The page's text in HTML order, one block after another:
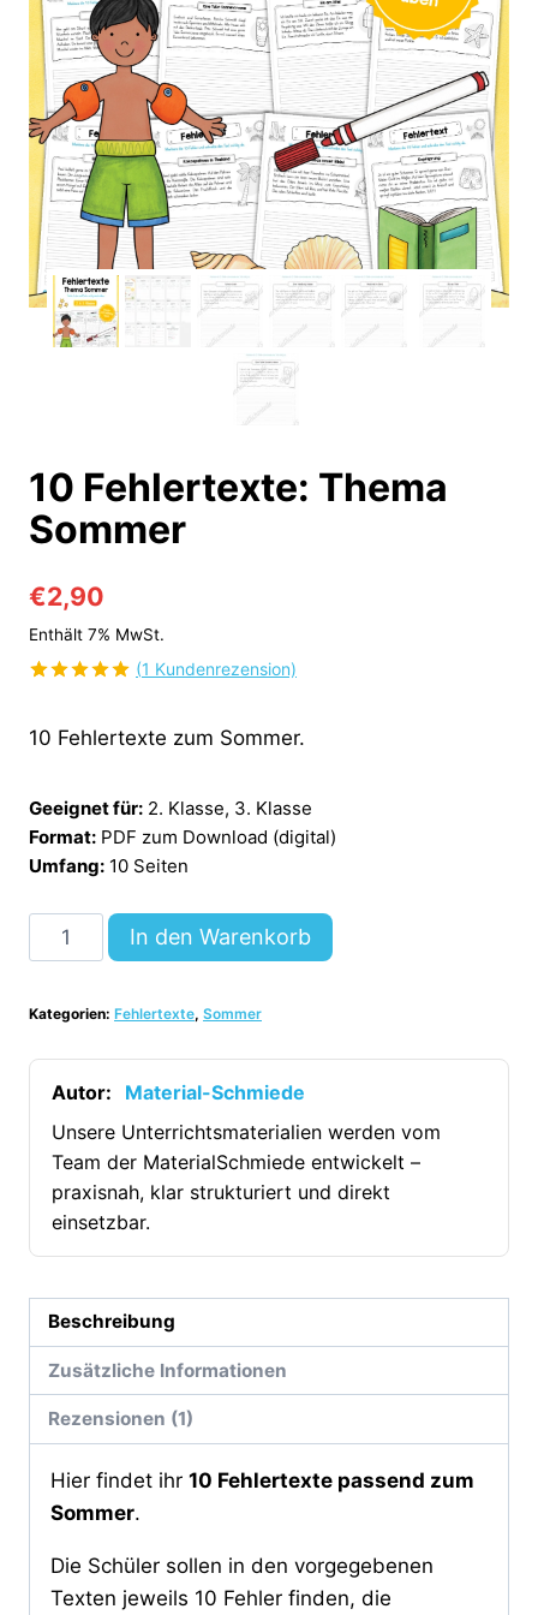
10 Fehlertexte: Thema
Sommer
€2,90
Enthält 7% MwSt.
von 5,
Kundenbewertung
(1 Kundenrezension)
10 Fehlertexte zum Sommer.
Geeignet für: 2. Klasse, 3. Klasse
Format: PDF zum Download (digital)
Umfang: 10 Seiten
Fehlertexte:
Sommer
[Digital]
Menge
In den Warenkorb
Kategorien: Fehlertexte, Sommer
Autor:
Material-Schmiede
Unsere Unterrichtsmaterialien werden vom
Team der MaterialSchmiede entwickelt –
praxisnah, klar strukturiert und direkt
einsetzbar.
Beschreibung
Zusätzliche Informationen
Rezensionen (1)
Hier findet ihr 10 Fehlertexte passend zum
Sommer.
Die Schüler sollen in den vorgegebenen
Texten jeweils 10 Fehler finden, die